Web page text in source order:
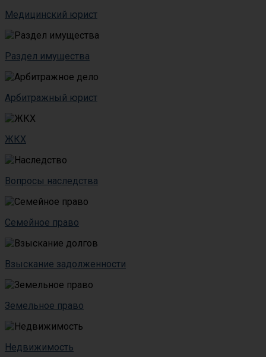
Медицинский юрист
Раздел имущества
Арбитражный юрист
ЖКХ
Вопросы наследства
Семейное право
Взыскание задолженности
Земельное право
Недвижимость